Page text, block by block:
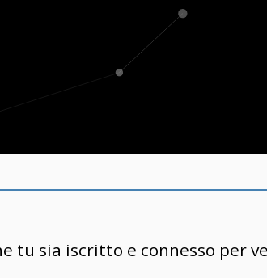
tu sia iscritto e connesso per